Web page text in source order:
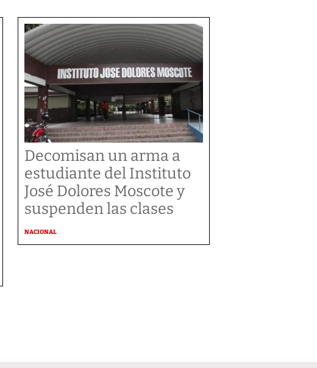
Decomisan un arma a
estudiante del Instituto
José Dolores Moscote y
suspenden las clases
NACIONAL